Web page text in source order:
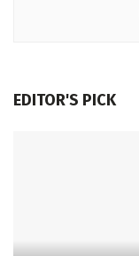
EDITOR'S PICK